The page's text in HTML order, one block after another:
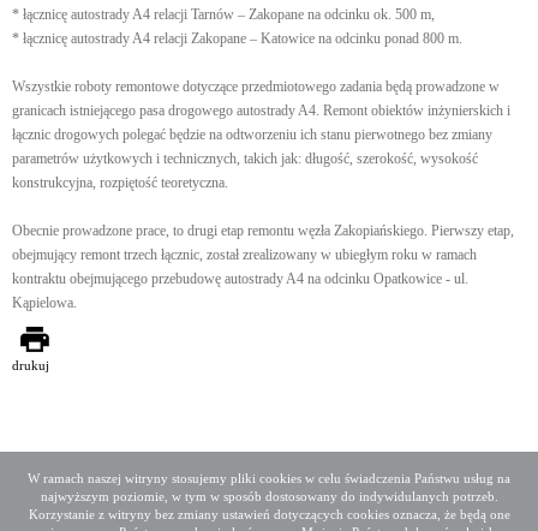
W ramach naszej witryny stosujemy pliki cookies w celu świadczenia Państwu usług na
najwyższym poziomie, w tym w sposób dostosowany do indywidulanych potrzeb.
Korzystanie z witryny bez zmiany ustawień dotyczących cookies oznacza, że będą one
* łącznicę autostrady A4 relacji Tarnów – Zakopane na odcinku ok. 500 m,
* łącznicę autostrady A4 relacji Zakopane – Katowice na odcinku ponad 800 m.
Wszystkie roboty remontowe dotyczące przedmiotowego zadania będą prowadzone w
granicach istniejącego pasa drogowego autostrady A4. Remont obiektów inżynierskich i
łącznic drogowych polegać będzie na odtworzeniu ich stanu pierwotnego bez zmiany
parametrów użytkowych i technicznych, takich jak: długość, szerokość, wysokość
konstrukcyjna, rozpiętość teoretyczna.
Obecnie prowadzone prace, to drugi etap remontu węzła Zakopiańskiego. Pierwszy etap,
obejmujący remont trzech łącznic, został zrealizowany w ubiegłym roku w ramach
kontraktu obejmującego przebudowę autostrady A4 na odcinku Opatkowice - ul.
Kąpielowa.
drukuj
Deklaracja dostępności
Mapa serwisu